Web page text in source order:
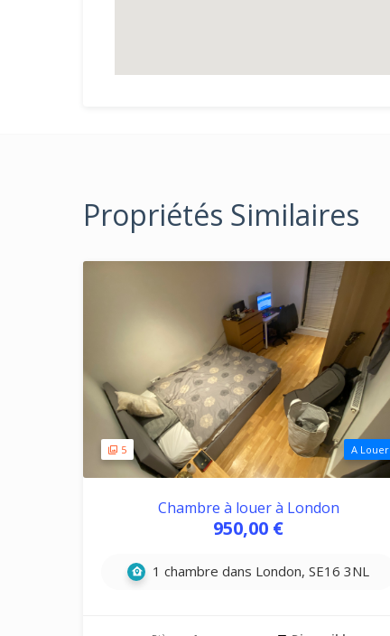
Propriétés Similaires
5 A Louer
Chambre à louer à London
950,00 €
1 chambre dans London, SE16 3NL